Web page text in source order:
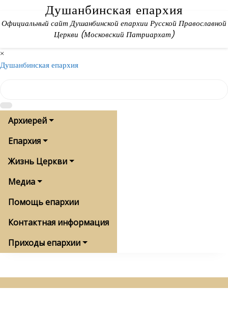
content
Душанбинская епархия
Официальный сайт Душанбинской епархии Русской Православной
Церкви (Московский Патриархат)
×
Душанбинская епархия
Архиерей
Епархия
Жизнь Церкви
Медиа
Помощь епархии
Контактная информация
Приходы епархии